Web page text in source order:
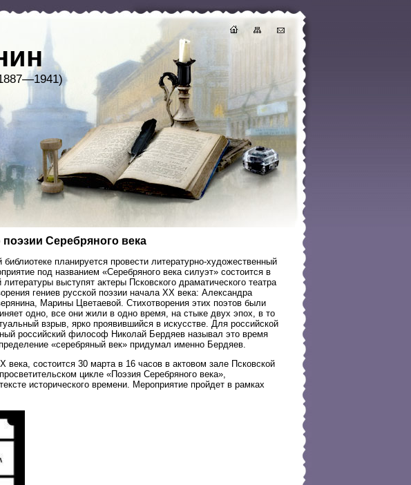
Серебряного века
планируется провести литературно-художественный
под названием «Серебряного века силуэт» состоится в
выступят актеры Псковского драматического театра
гениев русской поэзии начала XX века: Александра
Марины Цветаевой. Стихотворения этих поэтов были
одно, все они жили в одно время, на стыке двух эпох, в то
взрыв, ярко проявившийся в искусстве. Для российской
российский философ Николай Бердяев называл это время
«серебряный век» придумал именно Бердяев.
состоится 30 марта в 16 часов в актовом зале Псковской
цикле «Поэзия Серебряного века»,
исторического времени. Мероприятие пройдет в рамках